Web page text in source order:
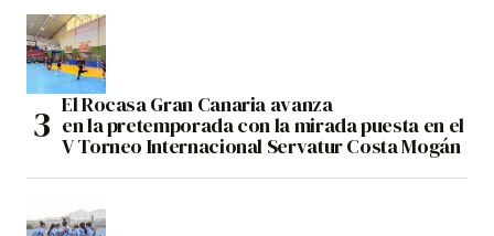
El Rocasa Gran Canaria avanza
en la pretemporada con la mirada puesta en el
V Torneo Internacional Servatur Costa Mogán